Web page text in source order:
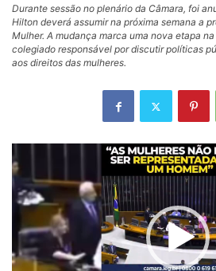
Durante sessão no plenário da Câmara, foi
Hilton deverá assumir na próxima semana a
Mulher. A mudança marca uma nova etapa
colegiado responsável por discutir políticas
aos direitos das mulheres.
Tocador
de
vídeo